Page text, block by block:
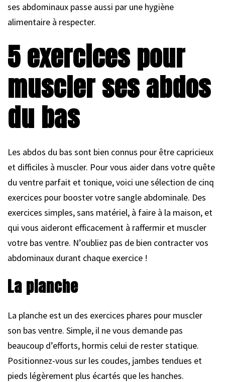
ses abdominaux passe aussi par une hygiène
alimentaire à respecter.
5 exercices pour
muscler ses abdos
du bas
Les abdos du bas sont bien connus pour être capricieux
et difficiles à muscler. Pour vous aider dans votre quête
du ventre parfait et tonique, voici une sélection de cinq
exercices pour booster votre sangle abdominale. Des
exercices simples, sans matériel, à faire à la maison, et
qui vous aideront efficacement à raffermir et muscler
votre bas ventre. N’oubliez pas de bien contracter vos
abdominaux durant chaque exercice !
La planche
La planche est un des exercices phares pour muscler
son bas ventre. Simple, il ne vous demande pas
beaucoup d’efforts, hormis celui de rester statique.
Positionnez-vous sur les coudes, jambes tendues et
pieds légèrement plus écartés que les hanches.